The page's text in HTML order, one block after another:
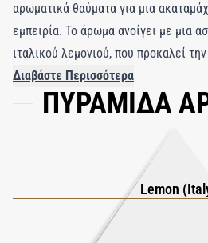
αρωματικά θαύματα για μια
εμπειρία. Το άρωμα ανοίγει με μια
ιταλικού λεμονιού, που προκαλεί
μιας θαλάσσιας αύρας και δίνει τον
απόδραση. Στην καρδιά του, η ουσία
γαλήνια αλλά πολυτελή ατμόσφαιρα.
το απόλυτο cistus και μια πλούσια
εμποτίζουν χλιδή και λάμψη,
του αρώματος. Το Costa Azzurra
Διαβάστε Περισσότερα
ΠΥΡΑΜΙΔΑ
Lemon